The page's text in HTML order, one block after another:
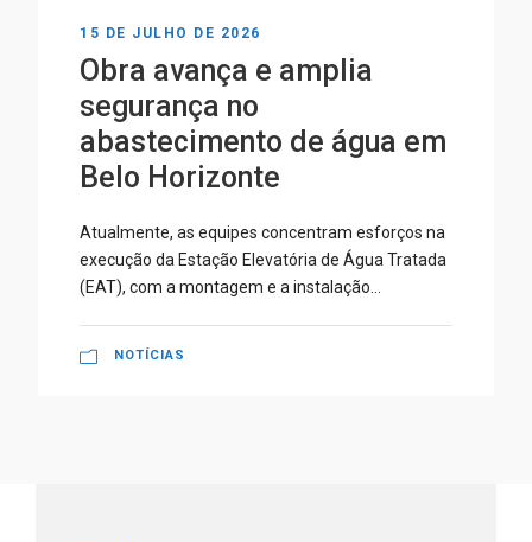
Água para o futuro: em
Cidade Ocidental (GO),
Poros participa de
importante obra de
saneamento
O Consórcio Poros e RFJ vai executar projeto
estratégico que fortalecerá a infraestrutura do
município e garantirá mais segurança hídrica...
NOTÍCIAS